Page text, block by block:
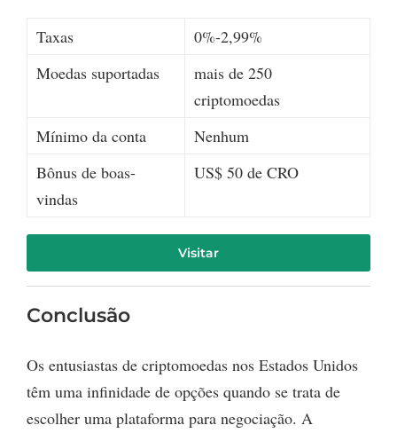
Taxas
0%-2,99%
Moedas suportadas
mais de 250
criptomoedas
Mínimo da conta
Nenhum
Bônus de boas-
vindas
US$ 50 de CRO
Visitar
Conclusão
Os entusiastas de criptomoedas nos Estados Unidos
têm uma infinidade de opções quando se trata de
escolher uma plataforma para negociação. A